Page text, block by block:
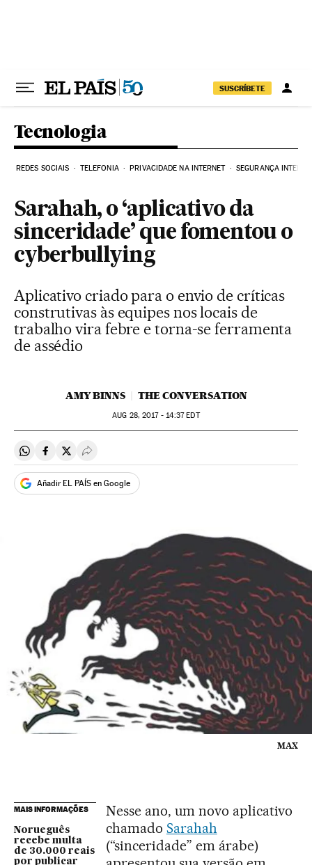
SUSCRÍBETE
Tecnologia
REDES SOCIAIS TELEFONIA PRIVACIDADE NA INTERNET SEGURANÇA
Sarahah, o ‘aplicativo da
sinceridade’ que fomentou o
cyberbullying
Aplicativo criado para o envio de críticas
construtivas às equipes nos locais de
trabalho vira febre e torna-se ferramenta
de assédio
AMY BINNS THE CONVERSATION
AUG 28, 2017 - 14:37EDT
Compartir en Whatsapp
Compartir en Facebook
Compartir en Twitter
Desplegar Redes Sociales
Añadir EL PAÍS en Google
MAX
MAIS INFORMAÇÕES
Norueguês
recebe multa
de 30.000 reais
por publicar
Nesse ano, um novo aplicativo
chamado Sarahah
(“sinceridade” em árabe)